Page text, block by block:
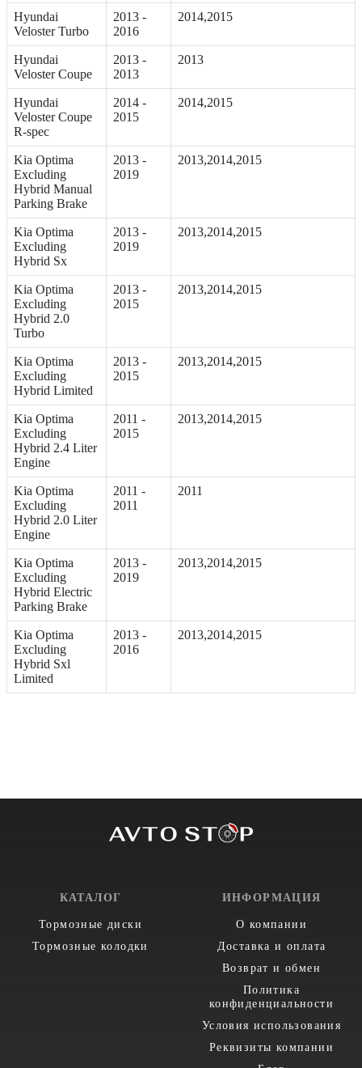
Hyundai
Veloster Turbo
2013 -
2016
2014,2015
Hyundai
Veloster Coupe
2013 -
2013
2013
Hyundai
Veloster Coupe
R-spec
2014 -
2015
2014,2015
Kia Optima
Excluding
Hybrid Manual
Parking Brake
2013 -
2019
2013,2014,2015
Kia Optima
Excluding
Hybrid Sx
2013 -
2019
2013,2014,2015
Kia Optima
Excluding
Hybrid 2.0
Turbo
2013 -
2015
2013,2014,2015
Kia Optima
Excluding
Hybrid Limited
2013 -
2015
2013,2014,2015
Kia Optima
Excluding
Hybrid 2.4 Liter
Engine
2011 -
2015
2013,2014,2015
Kia Optima
Excluding
Hybrid 2.0 Liter
Engine
2011 -
2011
2011
Kia Optima
Excluding
Hybrid Electric
Parking Brake
2013 -
2019
2013,2014,2015
Kia Optima
Excluding
Hybrid Sxl
Limited
2013 -
2016
2013,2014,2015
КАТАЛОГ
Тормозные диски
Тормозные колодки
ИНФОРМАЦИЯ
О компании
Доставка и оплата
Возврат и обмен
Политика
конфиденциальности
Условия использования
Реквизиты компании